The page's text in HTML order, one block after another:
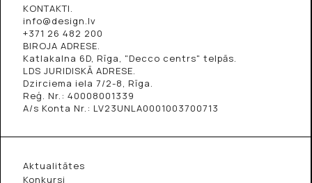
KONTAKTI.
info@design.lv
+371 26 482 200
BIROJA ADRESE.
Katlakalna 6D, Rīga, "Decco centrs" telpās.
LDS JURIDISKĀ ADRESE.
Dzirciema iela 7/2-8, Rīga.
Reģ. Nr.: 40008001339
A/s Konta Nr.: LV23UNLA0001003700713
Aktualitātes
Konkursi